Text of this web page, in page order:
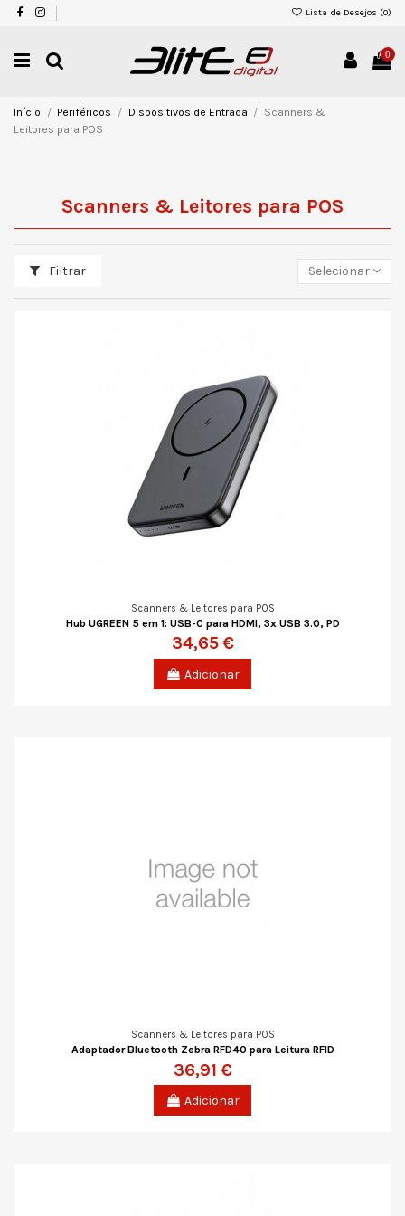
Lista de Desejos (0)
0
Início Periféricos Dispositivos de Entrada
Scanners &
Leitores para POS
Scanners & Leitores para POS
Filtrar Selecionar
Scanners & Leitores para POS
Hub UGREEN 5 em 1: USB-C para HDMI, 3x USB 3.0, PD
34,65 €
Adicionar
Scanners & Leitores para POS
Adaptador Bluetooth Zebra RFD40 para Leitura RFID
36,91 €
Adicionar